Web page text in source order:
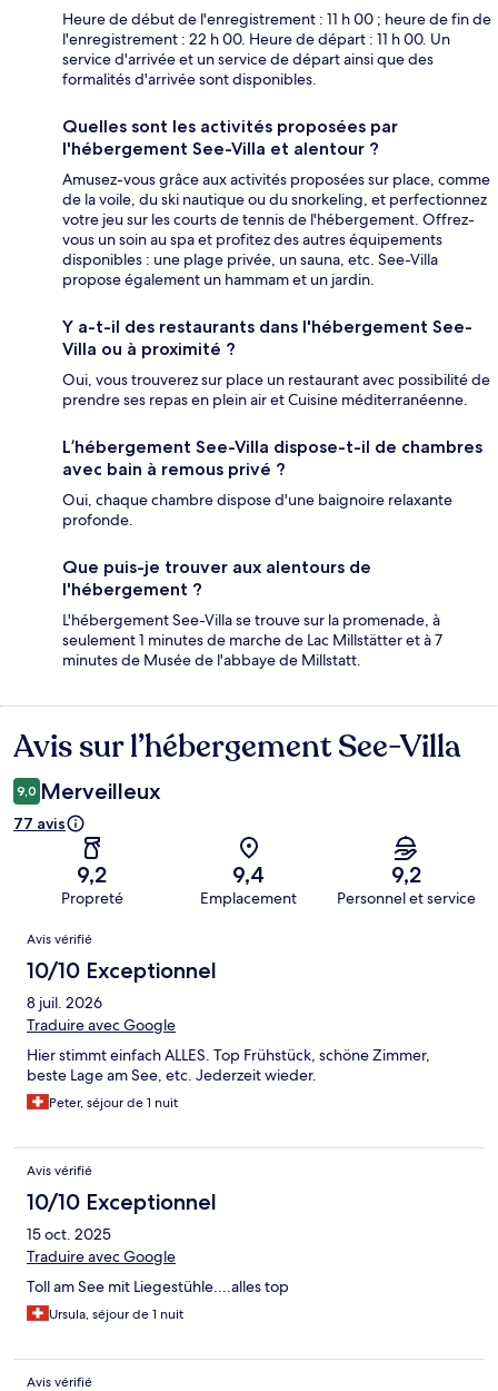
Heure de début de l'enregistrement : 11 h 00 ; heure de fin de
l'enregistrement : 22 h 00. Heure de départ : 11 h 00. Un
service d'arrivée et un service de départ ainsi que des
formalités d'arrivée sont disponibles.
Quelles sont les activités proposées par
l'hébergement See-Villa et alentour ?
Amusez-vous grâce aux activités proposées sur place, comme
de la voile, du ski nautique ou du snorkeling, et perfectionnez
votre jeu sur les courts de tennis de l'hébergement. Offrez-
vous un soin au spa et profitez des autres équipements
disponibles : une plage privée, un sauna, etc. See-Villa
propose également un hammam et un jardin.
Y a-t-il des restaurants dans l'hébergement See-
Villa ou à proximité ?
Oui, vous trouverez sur place un restaurant avec possibilité de
prendre ses repas en plein air et Cuisine méditerranéenne.
L’hébergement See-Villa dispose-t-il de chambres
avec bain à remous privé ?
Oui, chaque chambre dispose d'une baignoire relaxante
profonde.
Que puis-je trouver aux alentours de
l'hébergement ?
L'hébergement See-Villa se trouve sur la promenade, à
seulement 1 minutes de marche de Lac Millstätter et à 7
minutes de Musée de l'abbaye de Millstatt.
Avis
Avis sur l’hébergement See-Villa
9,0 Merveilleux
77 avis
9,2
Propreté
9,4
Emplacement
9,2
Personnel et service
Avis
Avis vérifié
10/10 Exceptionnel
8 juil. 2026
Traduire avec Google
Hier stimmt einfach ALLES. Top Frühstück, schöne Zimmer,
beste Lage am See, etc. Jederzeit wieder.
Peter, séjour de 1 nuit
Avis vérifié
10/10 Exceptionnel
15 oct. 2025
Traduire avec Google
Toll am See mit Liegestühle....alles top
Ursula, séjour de 1 nuit
Avis vérifié